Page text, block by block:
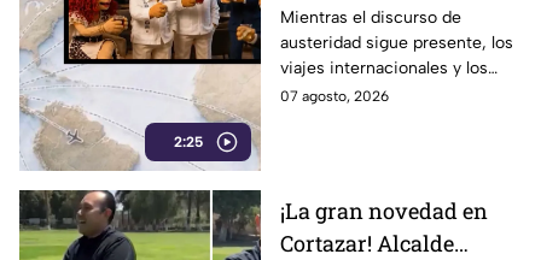
2:25
París y vuelos de lujo…
la austeridad puede
esperar
Mientras el discurso de
austeridad sigue presente, los
viajes internacionales y los
vuelos de lujo se convierten en
07 agosto, 2026
¡La gran novedad en
Cortazar! Alcalde